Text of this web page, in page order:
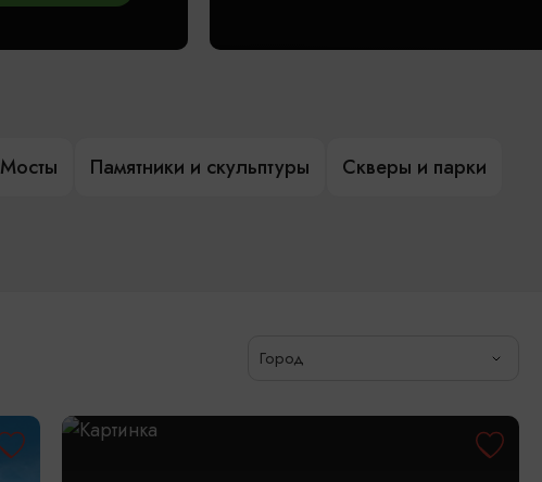
Мосты Памятники и скульптуры Скверы и парки
Город